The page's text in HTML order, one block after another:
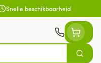
Snelle beschikbaarheid
Zoek